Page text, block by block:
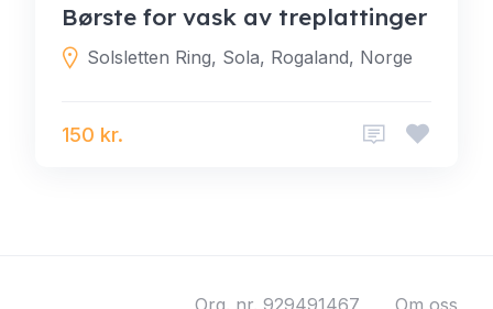
Børste for vask av treplattinger
Solsletten Ring, Sola, Rogaland, Norge
150 kr.
Org. nr. 929491467 Om oss